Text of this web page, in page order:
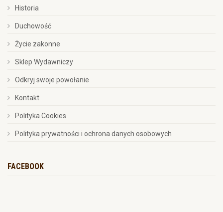
Historia
Duchowość
Życie zakonne
Sklep Wydawniczy
Odkryj swoje powołanie
Kontakt
Polityka Cookies
Polityka prywatności i ochrona danych osobowych
FACEBOOK